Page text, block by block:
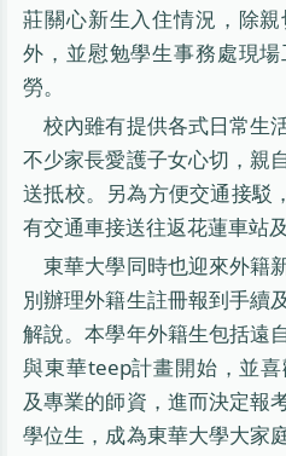
莊關心新生入住情況，除
外，並慰勉學生事務處現
勞。
校內雖有提供各式日常生
不少家長愛護子女心切，親
送抵校。另為方便交通接駁
有交通車接送往返花蓮車站
東華大學同時也迎來外籍
別辦理外籍生註冊報到手續
解說。本學年外籍生包括遠
與東華teep計畫開始，並
及專業的師資，進而決定報
學位生，成為東華大學大家